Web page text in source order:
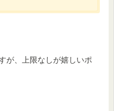
が、上限なしが嬉しいポ